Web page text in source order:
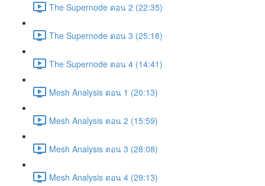
The Supernode ตอน 2 (22:35)
The Supernode ตอน 3 (25:18)
The Supernode ตอน 4 (14:41)
Mesh Analysis ตอน 1 (20:13)
Mesh Analysis ตอน 2 (15:59)
Mesh Analysis ตอน 3 (28:08)
Mesh Analysis ตอน 4 (29:13)